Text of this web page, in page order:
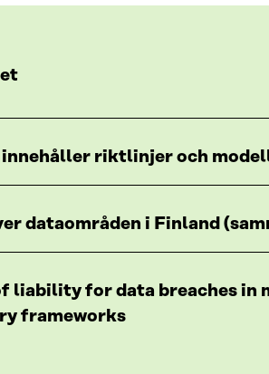
innehåller riktlinjer och
dataområden i Finland
liability for data breaches in
frameworks